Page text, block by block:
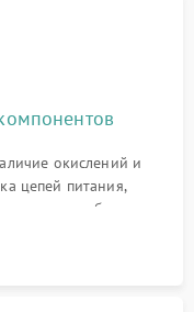
окислений и
цепей питания,
колес и турбины
и инфракрасных